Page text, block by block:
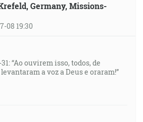
Germany, Missions-
08 19:30
“Ao ouvirem isso, todos, de
a voz a Deus e oraram!”